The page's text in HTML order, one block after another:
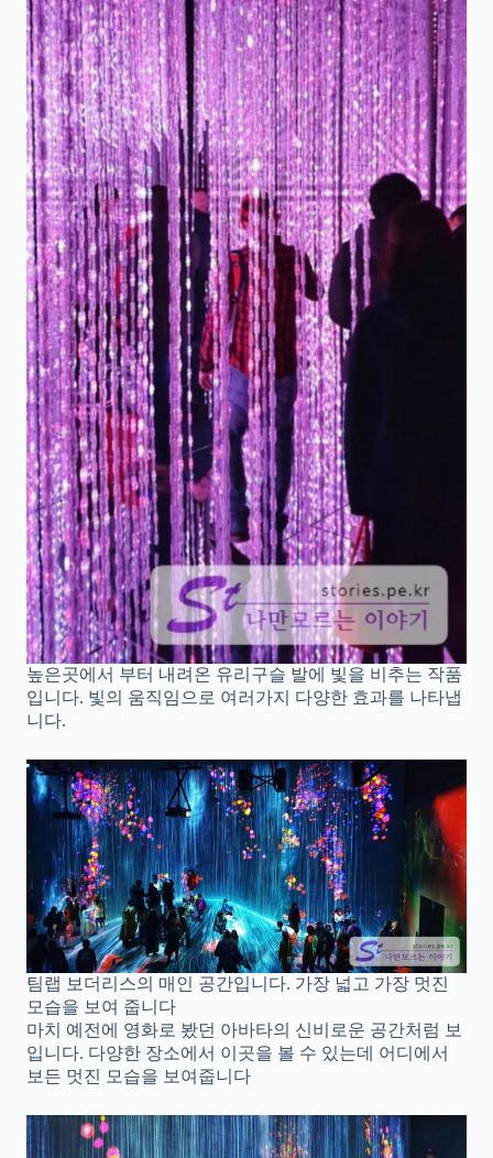
높은곳에서 부터 내려온 유리구슬 발에 빛을 비추는 작품
입니다. 빛의 움직임으로 여러가지 다양한 효과를 나타냅
니다.
팀랩 보더리스의 매인 공간입니다. 가장 넓고 가장 멋진
모습을 보여 줍니다
마치 예전에 영화로 봤던 아바타의 신비로운 공간처럼 보
입니다. 다양한 장소에서 이곳을 볼 수 있는데 어디에서
보든 멋진 모습을 보여줍니다